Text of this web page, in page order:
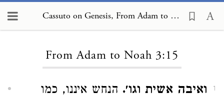
Cassuto on Genesis, From Adam to Noah 3:15
From Adam to Noah 3:15
1 ואיבה אשית וגו׳. הנחש איננו, כמו